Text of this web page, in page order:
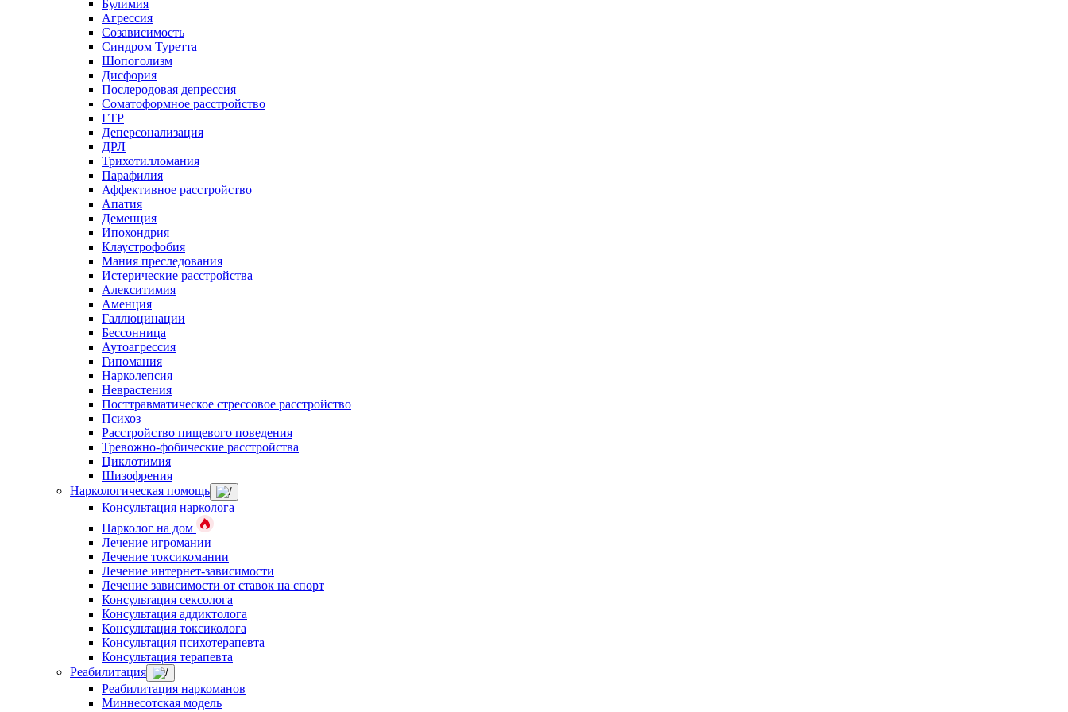
Булимия
Агрессия
Созависимость
Синдром Туретта
Шопоголизм
Дисфория
Послеродовая депрессия
Соматоформное расстройство
ГТР
Деперсонализация
ДРЛ
Трихотилломания
Парафилия
Аффективное расстройство
Апатия
Деменция
Ипохондрия
Клаустрофобия
Мания преследования
Истерические расстройства
Алекситимия
Аменция
Галлюцинации
Бессонница
Аутоагрессия
Гипомания
Нарколепсия
Неврастения
Посттравматическое стрессовое расстройство
Психоз
Расстройство пищевого поведения
Тревожно-фобические расстройства
Циклотимия
Шизофрения
Наркологическая помощь
Консультация нарколога
Нарколог на дом
Лечение игромании
Лечение токсикомании
Лечение интернет-зависимости
Лечение зависимости от ставок на спорт
Консультация сексолога
Консультация аддиктолога
Консультация токсиколога
Консультация психотерапевта
Консультация терапевта
Реабилитация
Реабилитация наркоманов
Миннесотская модель